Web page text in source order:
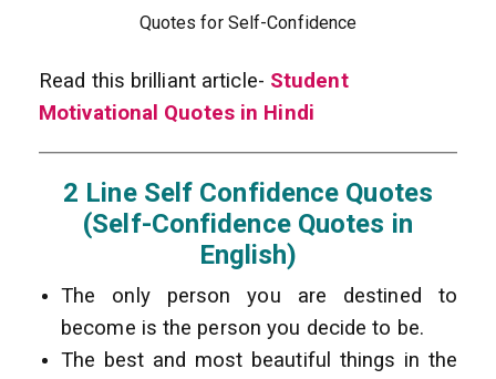
Quotes for Self-Confidence
Read this brilliant article- Student
Motivational Quotes in Hindi
2 Line Self Confidence Quotes
(Self-Confidence Quotes in
English)
The only person you are destined to
become is the person you decide to be.
The best and most beautiful things in the